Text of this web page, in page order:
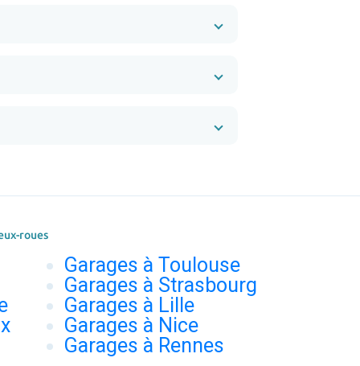
roues
Garages à Toulouse
Garages à Strasbourg
Garages à Lille
Garages à Nice
Garages à Rennes